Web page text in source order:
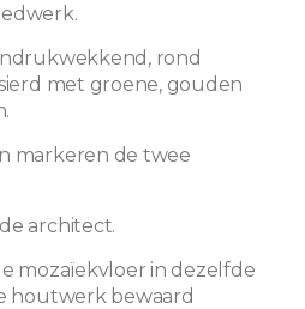
rond
met groene, gouden
markeren de twee
architect.
mozaïekvloer in dezelfde
houtwerk bewaard